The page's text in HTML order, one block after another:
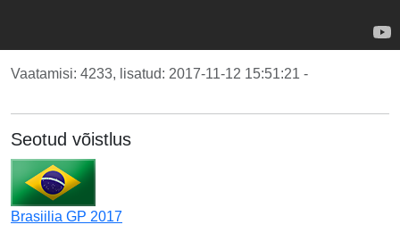
Vaatamisi: 4233, lisatud: 2017-11-12 15:51:21 -
Seotud võistlus
Brasiilia GP 2017